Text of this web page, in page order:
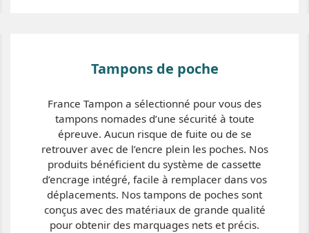
Tampons de poche
France Tampon a sélectionné pour vous des
tampons nomades d’une sécurité à toute
épreuve. Aucun risque de fuite ou de se
retrouver avec de l’encre plein les poches. Nos
produits bénéficient du système de cassette
d’encrage intégré, facile à remplacer dans vos
déplacements. Nos tampons de poches sont
conçus avec des matériaux de grande qualité
pour obtenir des marquages nets et précis.